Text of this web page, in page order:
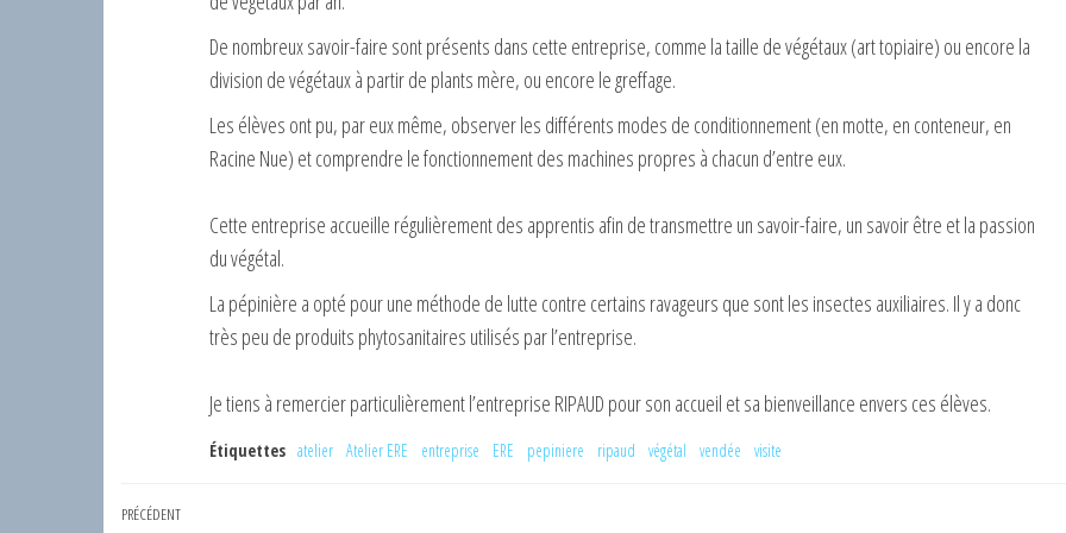
De nombreux savoir-faire sont présents dans cette entreprise, comme la taille de végétaux (art topiaire) ou encore la
division de végétaux à partir de plants mère, ou encore le greffage.
Les élèves ont pu, par eux même, observer les différents modes de conditionnement (en motte, en conteneur, en
Racine Nue) et comprendre le fonctionnement des machines propres à chacun d’entre eux.
Cette entreprise accueille régulièrement des apprentis afin de transmettre un savoir-faire, un savoir être et la passion
du végétal.
La pépinière a opté pour une méthode de lutte contre certains ravageurs que sont les insectes auxiliaires. Il y a donc
très peu de produits phytosanitaires utilisés par l’entreprise.
Je tiens à remercier particulièrement l’entreprise RIPAUD pour son accueil et sa bienveillance envers ces élèves.
Étiquettes atelier Atelier ERE entreprise ERE pepiniere ripaud végétal vendée visite
Navigation
Article
PRÉCÉDENT